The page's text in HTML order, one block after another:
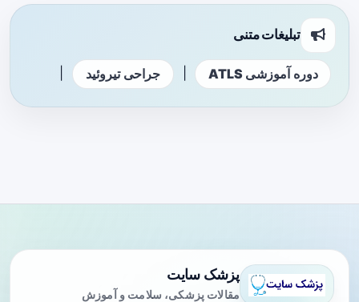
تبلیغات متنی
دوره آموزشی ATLS جراحی تیروئید
پزشک سایت
مقالات پزشکی، سلامت و آموزش